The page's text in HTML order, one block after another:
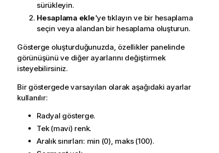
sürükleyin.
Hesaplama ekle'ye tıklayın ve bir hesaplama
seçin veya alandan bir hesaplama oluşturun.
Gösterge oluşturduğunuzda, özellikler panelinde
görünüşünü ve diğer ayarlarını değiştirmek
isteyebilirsiniz.
Bir göstergede varsayılan olarak aşağıdaki ayarlar
kullanılır:
Radyal gösterge.
Tek (mavi) renk.
Aralık sınırları: min (0), maks (100).